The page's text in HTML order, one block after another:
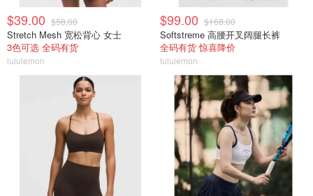
$39.00 $58.00
Stretch Mesh 宽松背心 女士
3色可选 全码有货
lululemon
$99.00 $168.00
Softstreme 高腰开叉阔腿长裤
全码有货 惊喜降价
lululemon